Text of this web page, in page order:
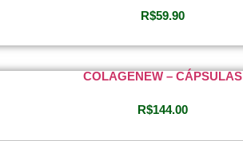
R$59.90
COLAGENEW – CÁPSULAS
R$144.00